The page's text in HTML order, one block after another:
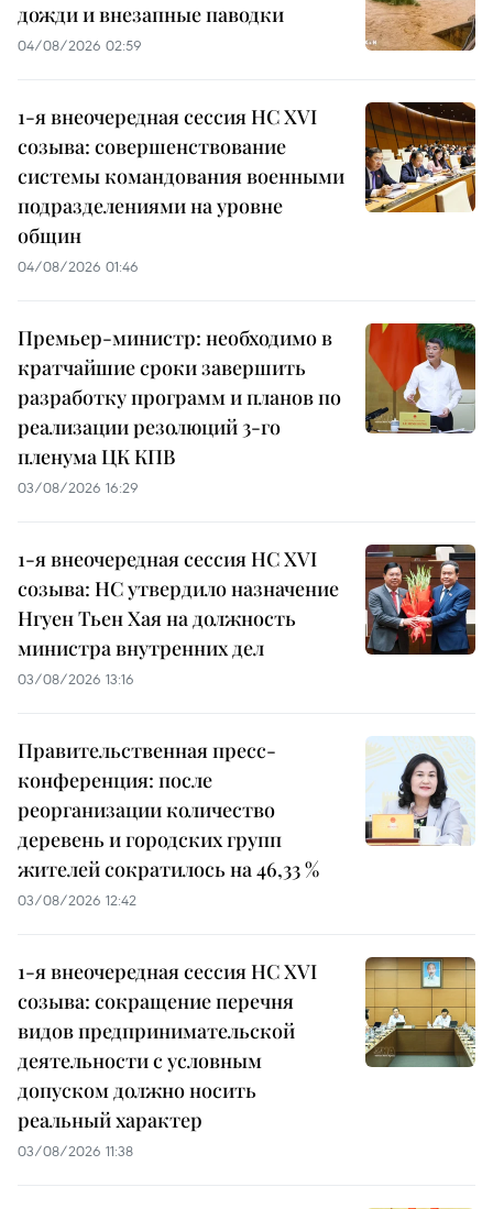
дожди и внезапные паводки
04/08/2026 02:59
1-я внеочередная сессия НС XVI
созыва: совершенствование
системы командования военными
подразделениями на уровне
общин
04/08/2026 01:46
Премьер-министр: необходимо в
кратчайшие сроки завершить
разработку программ и планов по
реализации резолюций 3-го
пленума ЦК КПВ
03/08/2026 16:29
1-я внеочередная сессия НС XVI
созыва: НС утвердило назначение
Нгуен Тьен Хая на должность
министра внутренних дел
03/08/2026 13:16
Правительственная пресс-
конференция: после
реорганизации количество
деревень и городских групп
жителей сократилось на 46,33 %
03/08/2026 12:42
1-я внеочередная сессия НС XVI
созыва: сокращение перечня
видов предпринимательской
деятельности с условным
допуском должно носить
реальный характер
03/08/2026 11:38